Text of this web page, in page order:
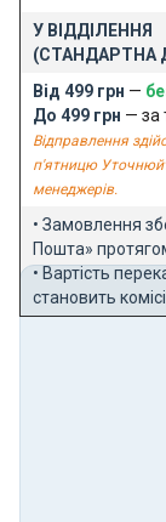
У ВІДДІЛЕННЯ
(СТАНДАРТНА
Від 499 грн —
До 499 грн — за
Відправлення
п'ятницю
менеджерів.
• Замовлення
Пошта»
• Вартість
становить